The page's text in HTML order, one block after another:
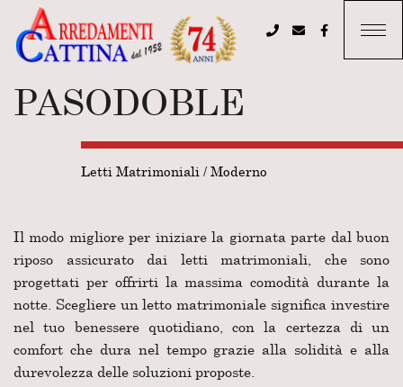
PASODOBLE
Letti Matrimoniali / Moderno
Il modo migliore per iniziare la giornata parte dal buon
riposo assicurato dai letti matrimoniali, che sono
progettati per offrirti la massima comodità durante la
notte. Scegliere un letto matrimoniale significa investire
nel tuo benessere quotidiano, con la certezza di un
comfort che dura nel tempo grazie alla solidità e alla
durevolezza delle soluzioni proposte.